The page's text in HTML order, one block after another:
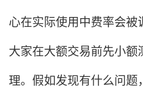
心在实际使用中费率会
大家在大额交易前先小
理。假如发现有什么问题